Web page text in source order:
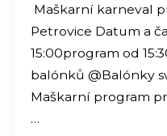
Maškarní karneval
Petrovice Datum a
15:00program od
balónků @Balónky
Maškarní program
…